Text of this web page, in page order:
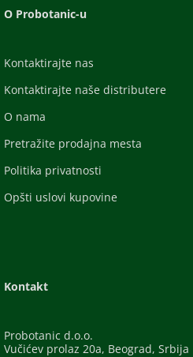
O Probotanic-u
Kontaktirajte nas
Kontaktirajte naše distributere
O nama
Pretražite prodajna mesta
Politika privatnosti
Opšti uslovi kupovine
Kontakt
Probotanic d.o.o.
Vučićev prolaz 20a, Beograd, Srbija